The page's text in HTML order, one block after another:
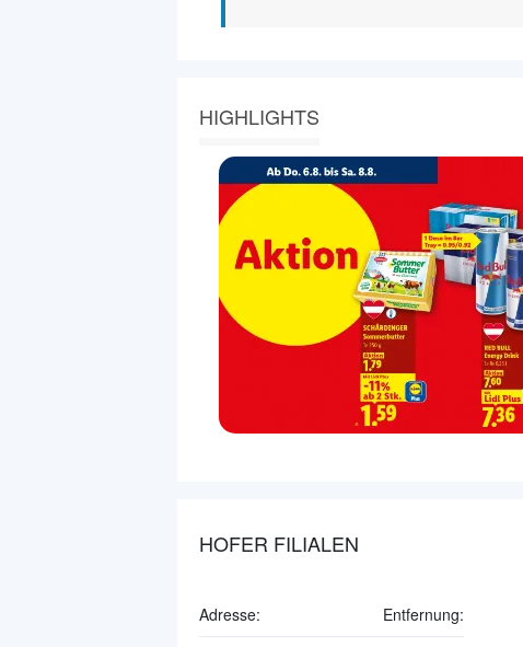
HIGHLIGHTS
HOFER FILIALEN
Adresse: Entfernung: